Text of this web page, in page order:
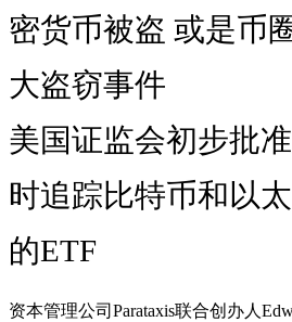
密货币被盗 或是币
大盗窃事件
美国证监会初步批
时追踪比特币和以
的ETF
资本管理公司Parataxis联合创办人